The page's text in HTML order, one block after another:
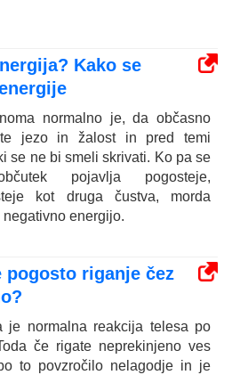
Kako se
normalno je, da občasno
jezo in žalost in pred temi
se ne bi smeli skrivati. Ko pa se
pojavlja pogosteje,
kot druga čustva, morda
negativno energijo.
pogosto riganje čez
je normalna reakcija telesa po
če rigate neprekinjeno ves
to povzročilo nelagodje in je